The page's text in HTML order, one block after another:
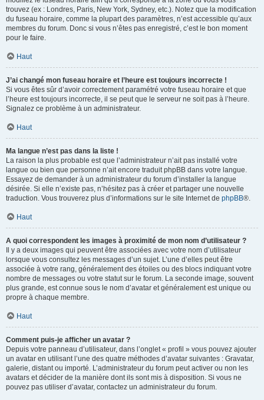
trouvez (ex : Londres, Paris, New York, Sydney, etc.). Notez que la modification
du fuseau horaire, comme la plupart des paramètres, n’est accessible qu’aux
membres du forum. Donc si vous n’êtes pas enregistré, c’est le bon moment
pour le faire.
Haut
J’ai changé mon fuseau horaire et l’heure est toujours incorrecte !
Si vous êtes sûr d’avoir correctement paramétré votre fuseau horaire et que
l’heure est toujours incorrecte, il se peut que le serveur ne soit pas à l’heure.
Signalez ce problème à un administrateur.
Haut
Ma langue n’est pas dans la liste !
La raison la plus probable est que l’administrateur n’ait pas installé votre
langue ou bien que personne n’ait encore traduit phpBB dans votre langue.
Essayez de demander à un administrateur du forum d’installer la langue
désirée. Si elle n’existe pas, n’hésitez pas à créer et partager une nouvelle
traduction. Vous trouverez plus d’informations sur le site Internet de phpBB®.
Haut
A quoi correspondent les images à proximité de mon nom d’utilisateur ?
Il y a deux images qui peuvent être associées avec votre nom d’utilisateur
lorsque vous consultez les messages d’un sujet. L’une d’elles peut être
associée à votre rang, généralement des étoiles ou des blocs indiquant votre
nombre de messages ou votre statut sur le forum. La seconde image, souvent
plus grande, est connue sous le nom d’avatar et généralement est unique ou
propre à chaque membre.
Haut
Comment puis-je afficher un avatar ?
Depuis votre panneau d’utilisateur, dans l’onglet « profil » vous pouvez ajouter
un avatar en utilisant l’une des quatre méthodes d’avatar suivantes : Gravatar,
galerie, distant ou importé. L’administrateur du forum peut activer ou non les
avatars et décider de la manière dont ils sont mis à disposition. Si vous ne
pouvez pas utiliser d’avatar, contactez un administrateur du forum.